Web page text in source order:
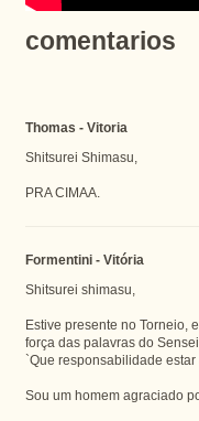
comentarios
Thomas - Vitoria
Shitsurei Shimasu,
PRA CIMAA.
Formentini - Vitória
Shitsurei shimasu,
Estive presente no Torneio,
força das palavras do
`Que responsabilidade estar
Sou um homem agraciado